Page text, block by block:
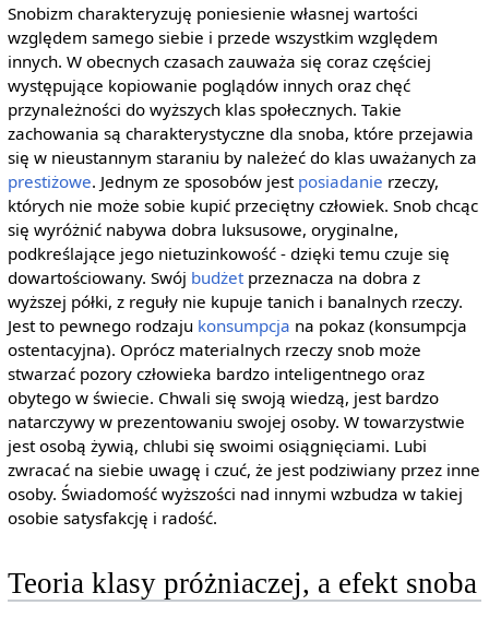
Snobizm charakteryzuję poniesienie własnej wartości
względem samego siebie i przede wszystkim względem
innych. W obecnych czasach zauważa się coraz częściej
występujące kopiowanie poglądów innych oraz chęć
przynależności do wyższych klas społecznych. Takie
zachowania są charakterystyczne dla snoba, które przejawia
się w nieustannym staraniu by należeć do klas uważanych za
prestiżowe. Jednym ze sposobów jest posiadanie rzeczy,
których nie może sobie kupić przeciętny człowiek. Snob chcąc
się wyróżnić nabywa dobra luksusowe, oryginalne,
podkreślające jego nietuzinkowość - dzięki temu czuje się
dowartościowany. Swój budżetprzeznacza na dobra z
wyższej półki, z reguły nie kupuje tanich i banalnych rzeczy.
Jest to pewnego rodzaju konsumpcja na pokaz (konsumpcja
ostentacyjna). Oprócz materialnych rzeczy snob może
stwarzać pozory człowieka bardzo inteligentnego oraz
obytego w świecie. Chwali się swoją wiedzą, jest bardzo
natarczywy w prezentowaniu swojej osoby. W towarzystwie
jest osobą żywią, chlubi się swoimi osiągnięciami. Lubi
zwracać na siebie uwagę i czuć, że jest podziwiany przez inne
osoby. Świadomość wyższości nad innymi wzbudza w takiej
osobie satysfakcję i radość.
Teoria klasy próżniaczej, a efekt snoba